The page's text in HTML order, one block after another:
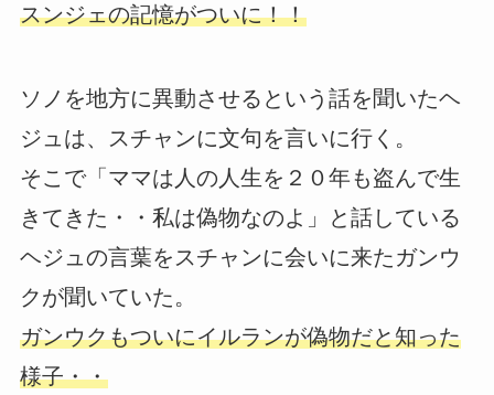
スンジェの記憶がついに！！
ソノを地方に異動させるという話を聞いたヘ
ジュは、スチャンに文句を言いに行く。
そこで「ママは人の人生を２０年も盗んで生
きてきた・・私は偽物なのよ」と話している
ヘジュの言葉をスチャンに会いに来たガンウ
クが聞いていた。
ガンウクもついにイルランが偽物だと知った
様子・・